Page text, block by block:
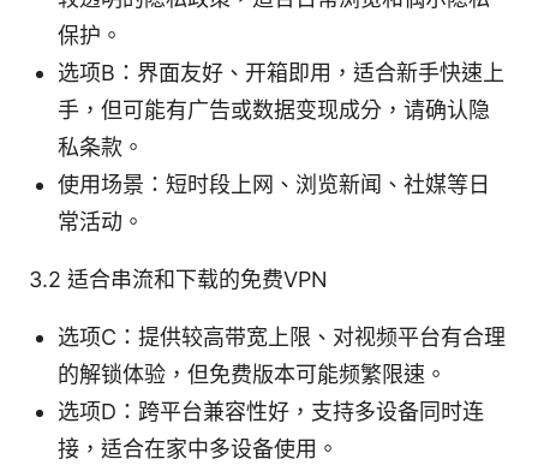
保护。
选项B：界面友好、开箱即用，适合新手快速上
手，但可能有广告或数据变现成分，请确认隐
私条款。
使用场景：短时段上网、浏览新闻、社媒等日
常活动。
3.2 适合串流和下载的免费VPN
选项C：提供较高带宽上限、对视频平台有合理
的解锁体验，但免费版本可能频繁限速。
选项D：跨平台兼容性好，支持多设备同时连
接，适合在家中多设备使用。